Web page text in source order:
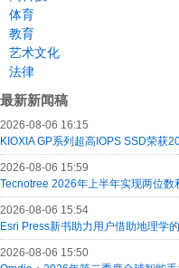
体育
教育
艺术文化
法律
最新新闻稿
2026-08-06 16:15
KIOXIA GP系列超高IOPS SSD荣获
2026-08-06 15:59
Tecnotree 2026年上半年实现两位数
2026-08-06 15:54
Esri Press新书助力用户借助地理学
2026-08-06 15:50